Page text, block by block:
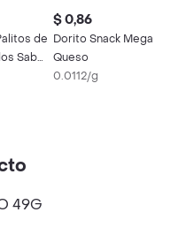
de
Sabor
$ 0,86
Dorito Snack Mega
Queso
0.0112/g
49G